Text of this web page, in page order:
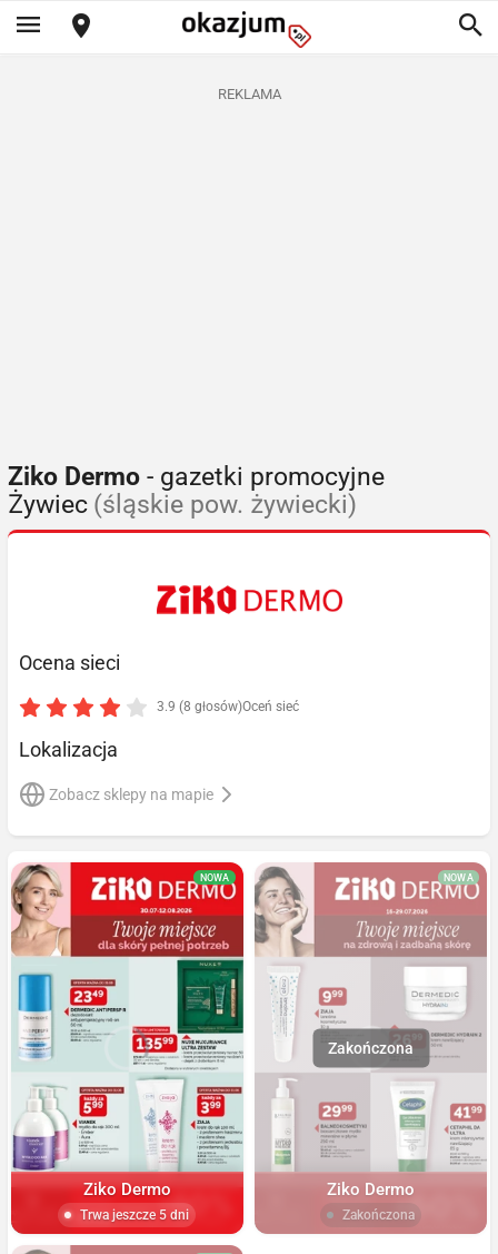
REKLAMA
Ziko Dermo - gazetki promocyjne
Żywiec (śląskie pow. żywiecki)
Ocena sieci
3.9 (8 głosów)Oceń sieć
Lokalizacja
Zobacz sklepy na mapie
NOWA
Ziko Dermo
Trwa jeszcze 5 dni
NOWA
Ziko Dermo
Zakończona